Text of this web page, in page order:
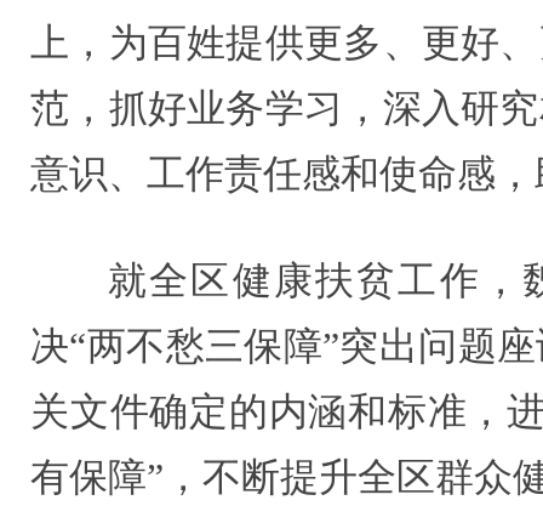
上，为百姓提供更多、更好
范，抓好业务学习，深入研
意识、工作责任感和使命感
就全区健康扶贫工作，
决“两不愁三保障”突出问题
关文件确定的内涵和标准，
有保障”，不断提升全区群众